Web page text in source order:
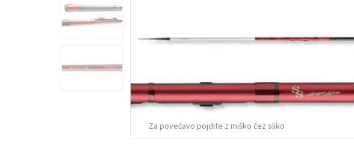
Za povečavo pojdite z miško čez sliko